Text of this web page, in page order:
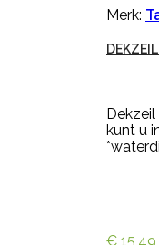
Merk:
kunt u
€ 15,49